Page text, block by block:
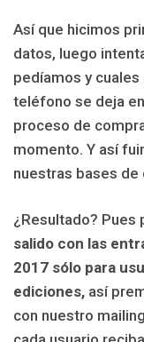
Así que hicimos
datos, luego
pedíamos y
teléfono se deja
proceso de
momento. Y así
nuestras bases de
¿Resultado? Pues
salido con las
2017 sólo para
ediciones, así
con nuestro